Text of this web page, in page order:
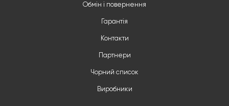
Обмін і повернення
Гарантія
Контакти
Партнери
Чорний список
Виробники